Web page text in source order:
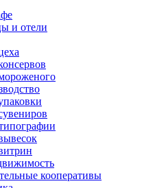
и отели
кооперативы